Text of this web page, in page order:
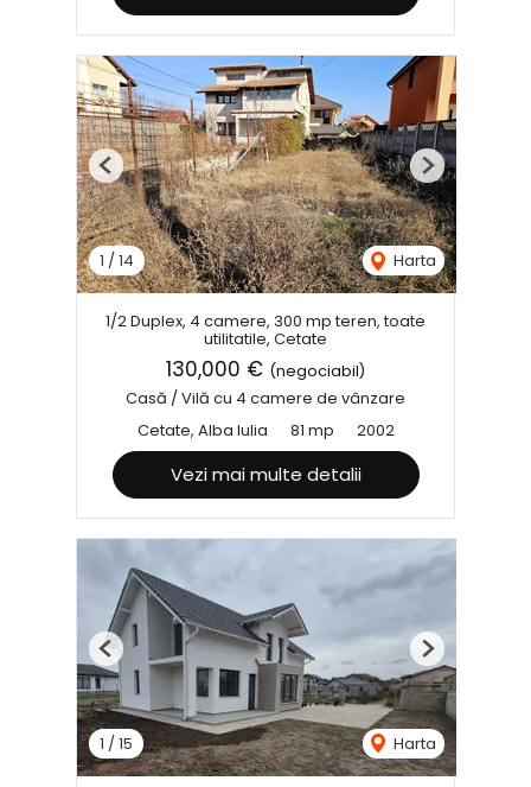
1 /14 Harta
Previous Next
1/2 Duplex, 4 camere, 300 mp teren, toate
utilitatile, Cetate
130,000 € (negociabil)
Casă / Vilă cu 4 camere de vânzare
Cetate, Alba Iulia
81 mp 2002
Vezi mai multe detalii
1 /15 Harta
Previous Next